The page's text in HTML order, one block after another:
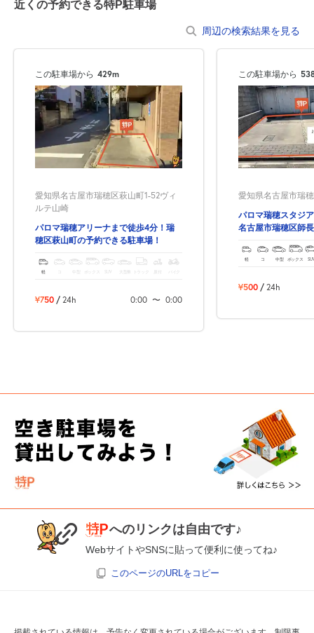
近くの予約できる特P駐車場
周辺の検索結果を見る
この駐車場から 429m
愛知県名古屋市瑞穂区萩山町1-52ヴィ
ルテ山崎
パロマ瑞穂アリーナまで徒歩4分！瑞
穂区萩山町の予約できる駐車場！
軽 中型 ボックス SUV 大型車 トラック バイク
¥750 / 24h 0:00 〜 0:00
この駐車場から
愛知県名古屋市瑞
パロマ瑞穂スタジ
名古屋市瑞穂区師
軽 コ 中型 ボックス
¥500 / 24h
へのリンクは自由です♪
WebサイトやSNSに貼って便利に使ってね♪
このページのURLをコピー